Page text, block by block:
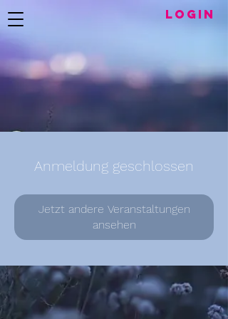
LogIN
Anmeldung geschlossen
Jetzt andere Veranstaltungen
ansehen